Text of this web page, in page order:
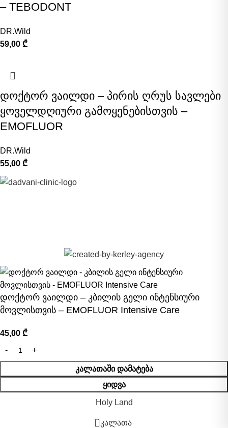
– TEBODONT
DR.Wild
59,00 ₾
დოქტორ ვაილდი – პირის ღრუს სავლები
ყოველდღიური გამოყენებისთვის –
EMOFLUOR
DR.Wild
55,00 ₾
დოქტორ ვაილდი – კბილის გელი ინტენსიური
მოვლისთვის – EMOFLUOR Intensive Care
45,00 ₾
ᲙᲐᲚᲐᲗᲐᲨᲘ ᲓᲐᲛᲐᲢᲔᲑᲐ
ᲧᲘᲓᲕᲐ
Holy Land
0 კალათა